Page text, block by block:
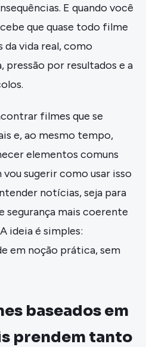
E quando você
que quase todo filme
vida real, como
pressão por resultados e a
filmes que se
e, ao mesmo tempo,
elementos comuns
sugerir como usar isso
notícias, seja para
segurança mais coerente
ideia é simples:
em noção prática, sem
baseados em
prendem tanto